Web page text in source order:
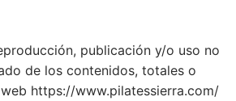
publicación y/o uso no
de los contenidos, totales o
https://www.pilatessierra.com/